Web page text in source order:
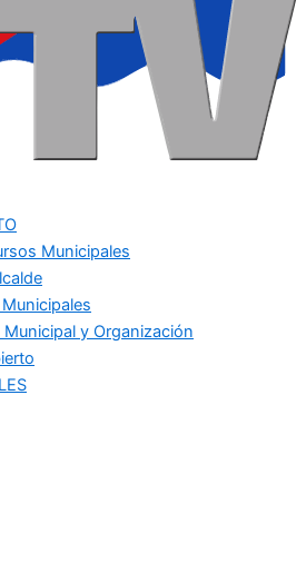
Municipales
y Organización